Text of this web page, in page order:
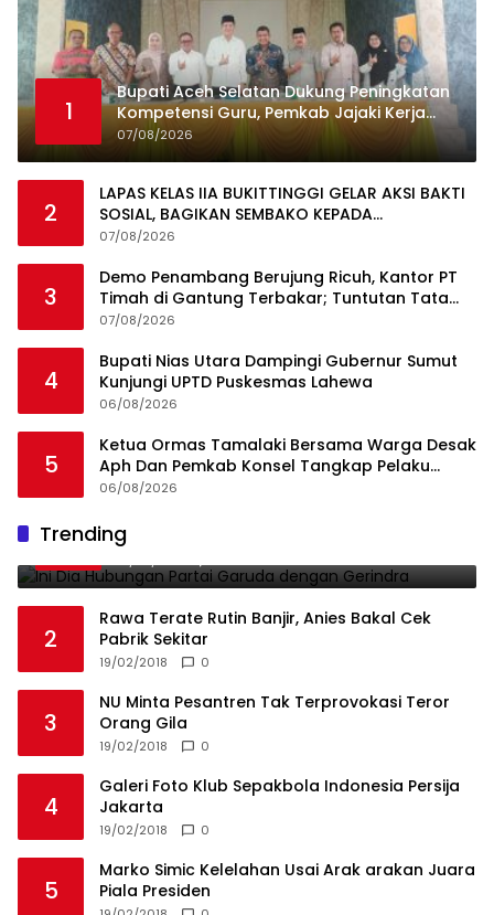
1
Bupati Aceh Selatan Dukung Peningkatan
Kompetensi Guru, Pemkab Jajaki Kerja
Sama dengan Pascasarjana USK
07/08/2026
2
LAPAS KELAS IIA BUKITTINGGI GELAR AKSI BAKTI
SOSIAL, BAGIKAN SEMBAKO KEPADA
MASYARAKAT SEKITAR
07/08/2026
3
Demo Penambang Berujung Ricuh, Kantor PT
Timah di Gantung Terbakar; Tuntutan Tata
Niaga Timah Jadi Sorotan
07/08/2026
4
Bupati Nias Utara Dampingi Gubernur Sumut
Kunjungi UPTD Puskesmas Lahewa
06/08/2026
5
Ketua Ormas Tamalaki Bersama Warga Desak
Aph Dan Pemkab Konsel Tangkap Pelaku
Angkut Cangkang Sawit Overload, Truk PT KAP
06/08/2026
Trending
1
Gerindra
2
Rawa Terate Rutin Banjir, Anies Bakal Cek
Pabrik Sekitar
19/02/2018 0
3
NU Minta Pesantren Tak Terprovokasi Teror
Orang Gila
19/02/2018 0
4
Galeri Foto Klub Sepakbola Indonesia Persija
Jakarta
19/02/2018 0
5
Marko Simic Kelelahan Usai Arak arakan Juara
Piala Presiden